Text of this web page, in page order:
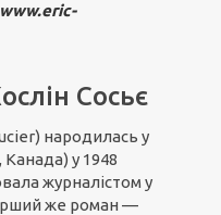
www.eric-
Сосьє
народилась у
у 1948
журналістом у
же роман —